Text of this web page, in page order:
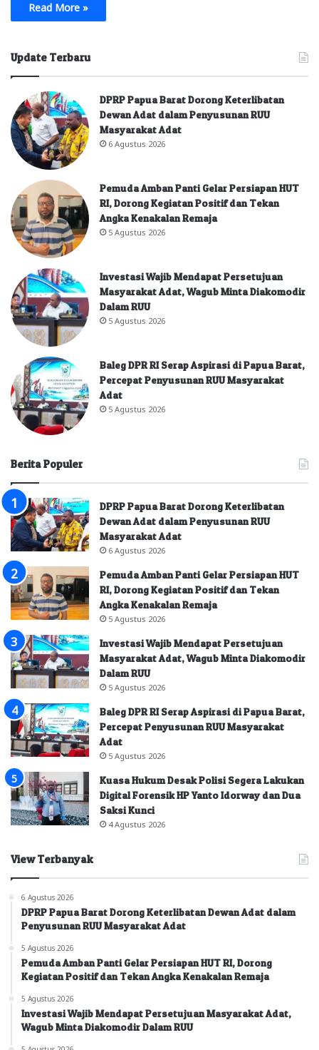
Read More »
Update Terbaru
DPRP Papua Barat Dorong Keterlibatan
Dewan Adat dalam Penyusunan RUU
Masyarakat Adat
6 Agustus 2026
Pemuda Amban Panti Gelar Persiapan HUT
RI, Dorong Kegiatan Positif dan Tekan
Angka Kenakalan Remaja
5 Agustus 2026
Investasi Wajib Mendapat Persetujuan
Masyarakat Adat, Wagub Minta Diakomodir
Dalam RUU
5 Agustus 2026
Baleg DPR RI Serap Aspirasi di Papua Barat,
Percepat Penyusunan RUU Masyarakat
Adat
5 Agustus 2026
Berita Populer
DPRP Papua Barat Dorong Keterlibatan
Dewan Adat dalam Penyusunan RUU
Masyarakat Adat
6 Agustus 2026
Pemuda Amban Panti Gelar Persiapan HUT
RI, Dorong Kegiatan Positif dan Tekan
Angka Kenakalan Remaja
5 Agustus 2026
Investasi Wajib Mendapat Persetujuan
Masyarakat Adat, Wagub Minta Diakomodir
Dalam RUU
5 Agustus 2026
Baleg DPR RI Serap Aspirasi di Papua Barat,
Percepat Penyusunan RUU Masyarakat
Adat
5 Agustus 2026
Kuasa Hukum Desak Polisi Segera Lakukan
Digital Forensik HP Yanto Idorway dan Dua
Saksi Kunci
4 Agustus 2026
View Terbanyak
6 Agustus 2026
DPRP Papua Barat Dorong Keterlibatan Dewan Adat dalam
Penyusunan RUU Masyarakat Adat
5 Agustus 2026
Pemuda Amban Panti Gelar Persiapan HUT RI, Dorong
Kegiatan Positif dan Tekan Angka Kenakalan Remaja
5 Agustus 2026
Investasi Wajib Mendapat Persetujuan Masyarakat Adat,
Wagub Minta Diakomodir Dalam RUU